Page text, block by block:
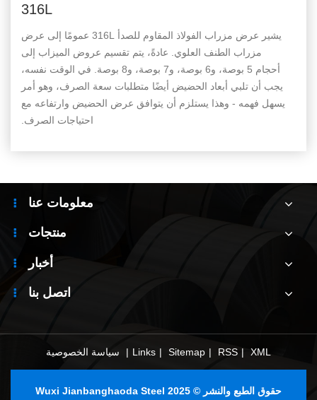
316L
يشير عرض مزراب الفولاذ المقاوم للصدأ 316L عمومًا إلى عرض
مزراب الطنف العلوي. عادةً، يتم تقسيم عروض الميزاب إلى
أحجام 5 بوصة، و6 بوصة، و7 بوصة، و8 بوصة. في الوقت نفسه،
يجب أن تلبي أبعاد الحضيض أيضًا متطلبات سعة الصرف، وهو أمر
يسهل فهمه - وهذا يستلزم أن يتوافق عرض الحضيض وارتفاعه مع
احتياجات الصرف.
معلومات عنا
منتجات
أخبار
اتصل بنا
Links | Sitemap RSS | XML
| سياسة الخصوصية
حقوق الطبع والنشر © 2025 Wuxi Jianbanghaoda Steel